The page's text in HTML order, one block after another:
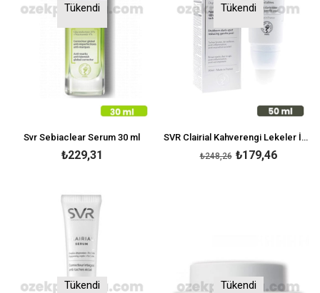
Tükendi
Svr Sebiaclear Serum 30 ml
₺229,31
Tükendi
SVR Clairial Kahverengi Lekeler İçin Gece Peelingi 50 ml
₺179,46
₺248,26
Tükendi Tükendi